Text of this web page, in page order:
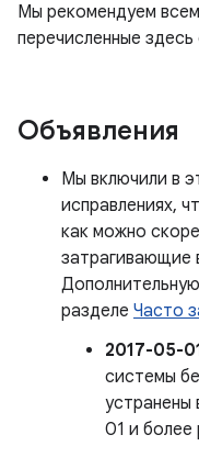
Мы рекомендуем
перечисленные здесь
Объявления
Мы включили в
исправлениях,
как можно
затрагивающие
разделе Часто
2017-05-
системы
устранены
01 и более